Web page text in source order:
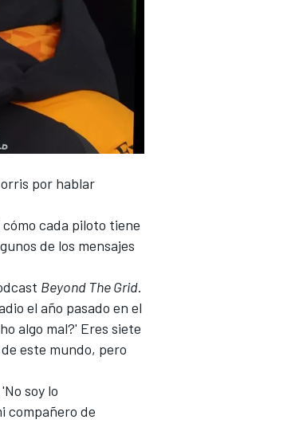
por hablar
cada piloto tiene
de los mensajes
Beyond The Grid.
el año pasado en el
algo mal?' Eres siete
este mundo, pero
soy lo
compañero de